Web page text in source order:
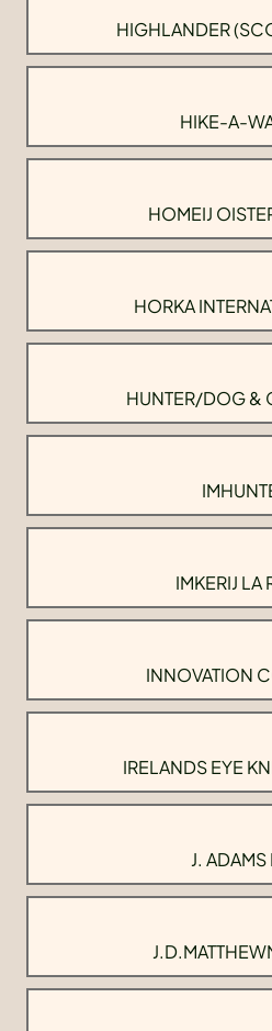
HIGHLANDER
HIKE-A-
HOMEIJ
HORKA
HUNTER/DOG &
IMKERIJ LA
INNOVATION
IRELANDS EYE
J. ADAMS